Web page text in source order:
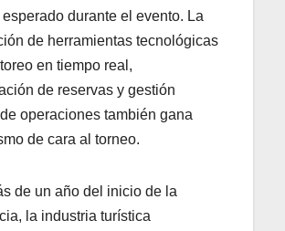
durante el evento. La
de herramientas tecnológicas
en tiempo real,
de reservas y gestión
operaciones también gana
de cara al torneo.
de un año del inicio de la
la industria turística